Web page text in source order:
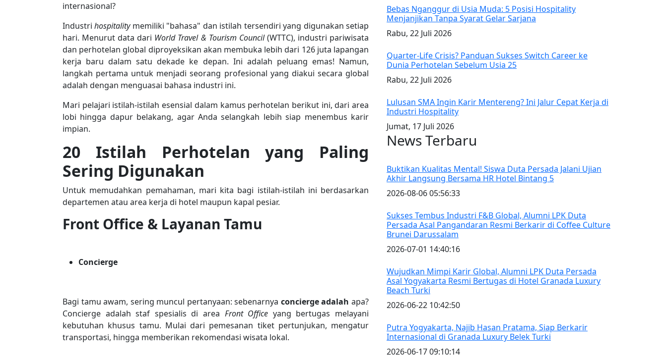
internasional?
Industrihospitalitymemiliki "bahasa" dan istilah tersendiri yang digunakan setiap
hari. Menurut data dari World Travel & Tourism Council(WTTC), industri pariwisata
dan perhotelan global diproyeksikan akan membuka lebih dari 126 juta lapangan
kerja baru dalam satu dekade ke depan. Ini adalah peluang emas! Namun,
langkah pertama untuk menjadi seorang profesional yang diakui secara global
adalah dengan menguasai bahasa industri ini.
Mari pelajari istilah-istilah esensial dalam kamus perhotelan berikut ini, dari area
lobi hingga dapur belakang, agar Anda selangkah lebih siap menembus karir
impian.
20 Istilah Perhotelan yang Paling
Sering Digunakan
Untuk memudahkan pemahaman, mari kita bagi istilah-istilah ini berdasarkan
departemen atau area kerja di hotel maupun kapal pesiar.
Front Office & Layanan Tamu
Concierge
Bagi tamu awam, sering muncul pertanyaan: sebenarnya concierge adalah apa?
Concierge adalah staf spesialis di area Front Office yang bertugas melayani
kebutuhan khusus tamu. Mulai dari pemesanan tiket pertunjukan, mengatur
transportasi, hingga memberikan rekomendasi wisata lokal.
Bebas Nganggur di Usia Muda: 5 Posisi Hospitality
Menjanjikan Tanpa Syarat Gelar Sarjana
Rabu, 22 Juli 2026
Quarter-Life Crisis? Panduan Sukses Switch Career ke
Dunia Perhotelan Sebelum Usia 25
Rabu, 22 Juli 2026
Lulusan SMA Ingin Karir Mentereng? Ini Jalur Cepat Kerja di
Industri Hospitality
Jumat, 17 Juli 2026
News Terbaru
Buktikan Kualitas Mental! Siswa Duta Persada Jalani Ujian
Akhir Langsung Bersama HR Hotel Bintang 5
2026-08-06 05:56:33
Sukses Tembus Industri F&B Global, Alumni LPK Duta
Persada Asal Pangandaran Resmi Berkarir di Coffee Culture
Brunei Darussalam
2026-07-01 14:40:16
Wujudkan Mimpi Karir Global, Alumni LPK Duta Persada
Asal Yogyakarta Resmi Bertugas di Hotel Granada Luxury
Beach Turki
2026-06-22 10:42:50
Putra Yogyakarta, Najib Hasan Pratama, Siap Berkarir
Internasional di Granada Luxury Belek Turki
2026-06-17 09:10:14